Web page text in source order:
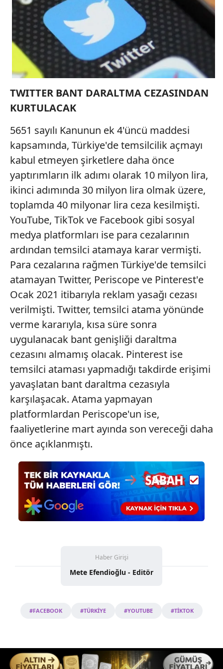
toplumu hizmetlerinin sunulması amacıyla
kullanılmaktadır. Diğer çerezler, sitemizin daha işlevsel
kılınması ve kişiselleştirilmesi ve sizlere yönelik
reklam/pazarlama faaliyetlerinin yapılması, amaçlarıyla
sınırlı olarak açık rızanız dahilinde kullanılacaktır.
Çerezlere ilişkin tercihlerinizi aşağıda yer alan panel
vasıtasıyla belirleyebilirsiniz. Çerezlere ilişkin detaylı bilgi
Metnimiziziyaret edebilirsiniz.
6698 sayılı Kişisel Verilerin Korunması Kanunu uyarınca
hazırlanmış Aydınlatma Metnimizi okumak ve sitemizde
ilgili mevzuata uygun olarak kullanılan çerezlerle ilgili bilgi
almak için lütfentıklayınız.
TWITTER BANT DARALTMA CEZASINDAN
KURTULACAK
5651 sayılı Kanunun ek 4'üncü maddesi
kapsamında, Türkiye'de temsilcilik açmayı
kabul etmeyen şirketlere daha önce
yaptırımların ilk adımı olarak 10 milyon lira,
ikinci adımında 30 milyon lira olmak üzere,
toplamda 40 milyonar lira ceza kesilmişti.
YouTube, TikTok ve Facebook gibi sosyal
medya platformları ise para cezalarının
ardından temsilci atamaya karar vermişti.
Para cezalarına rağmen Türkiye'de temsilci
atamayan Twitter, Periscope ve Pinterest'e
Ocak 2021 itibarıyla reklam yasağı cezası
verilmişti. Twitter, temsilci atama yönünde
verme kararıyla, kısa süre sonra
uygulanacak bant genişliği daraltma
cezasını almamış olacak. Pinterest ise
temsilci ataması yapmadığı takdirde erişimi
yavaşlatan bant daraltma cezasıyla
karşılaşacak. Atama yapmayan
platformlardan Periscope'un ise,
faaliyetlerine mart ayında son vereceği daha
önce açıklanmıştı.
Haber Girişi
Mete Efendioğlu - Editör
#FACEBOOK #TÜRKİYE #YOUTUBE #TİKTOK